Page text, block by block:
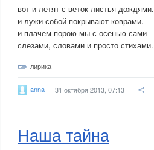
вот и летят с веток листья дождями.
и лужи собой покрывают коврами.
и плачем порою мы с осенью сами
слезами, словами и просто стихами.
лирика
anna 31 октября 2013, 07:13
Наша тайна